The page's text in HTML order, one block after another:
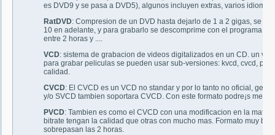
es DVD9 y se pasa a DVD5), algunos incluyen extras, varios idiomas
RatDVD: Compresion de un DVD hasta dejarlo de 1 a 2 gigas, se
10 en adelante, y para grabarlo se descomprime con el programa
entre 2 horas y ....
VCD: sistema de grabacion de videos digitalizados en un CD. un
para grabar peliculas se pueden usar sub-versiones: kvcd, cvcd,
calidad.
CVCD: El CVCD es un VCD no standar y por lo tanto no oficial,
y/o SVCD tambien soportara CVCD. Con este formato podre¡s
PVCD: Tambien es como el CVCD con una modificacion en la
bitrate tengan la calidad que otras con mucho mas. Formato muy
sobrepasan las 2 horas.